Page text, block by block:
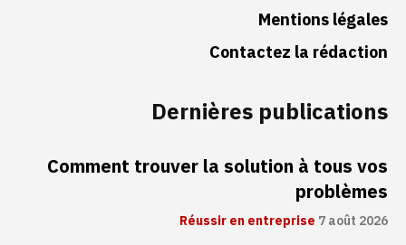
Mentions légales
Contactez la rédaction
Dernières publications
Comment trouver la solution à tous vos
problèmes
Réussir en entreprise 7 août 2026